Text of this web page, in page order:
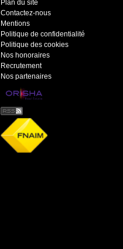
Plan du site
Contactez-nous
Mentions
Politique de confidentialité
Politique des cookies
Nos honoraires
Recrutement
Nos partenaires